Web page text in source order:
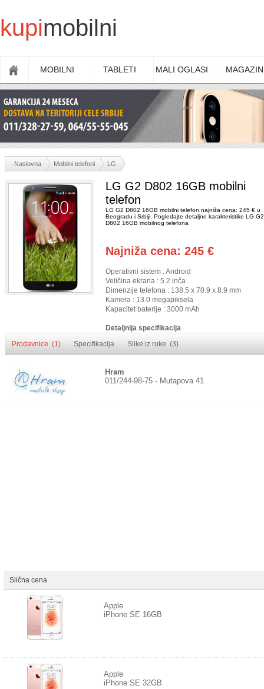
kupimobilni
MOBILNI TABLETI MALI OGLASI MAGAZIN
Naslovna Mobilni telefoni LG
LG G2 D802 16GB mobilni
telefon
LG G2 D802 16GB mobilni telefon najniža cena: 245 € u
Beogradu i Srbiji. Pogledajte detaljne karakteristike LG G2
D802 16GB mobilnog telefona
Najniža cena: 245 €
Operativni sistem : Android
Veličina ekrana : 5.2 inča
Dimenzije telefona : 138.5 x 70.9 x 8.9 mm
Kamera : 13.0 megapiksela
Kapacitet baterije : 3000 mAh
Detaljnija specifikacija
Prodavnice (1)
Specifikacija Slike iz ruke (3)
Hram
011/244-98-75 - Mutapova 41
Slična cena
Apple
iPhone SE 16GB
Apple
iPhone SE 32GB